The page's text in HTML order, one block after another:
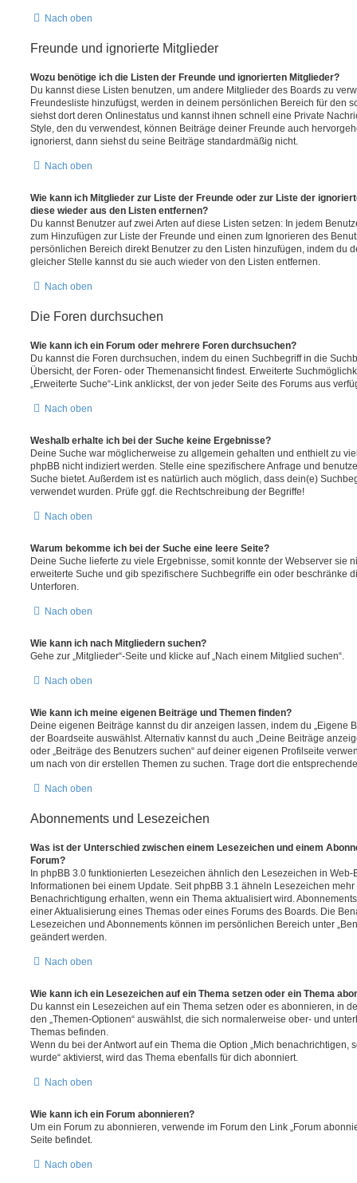
Nach oben
Freunde und ignorierte Mitglieder
Wozu benötige ich die Listen der Freunde und ignorierten Mitglieder?
Du kannst diese Listen benutzen, um andere Mitglieder des Boards zu
Freundesliste hinzufügst, werden in deinem persönlichen Bereich für den
siehst dort deren Onlinestatus und kannst ihnen schnell eine Private
Style, den du verwendest, können Beiträge deiner Freunde auch
ignorierst, dann siehst du seine Beiträge standardmäßig nicht.
Nach oben
Wie kann ich Mitglieder zur Liste der Freunde oder zur Liste der
diese wieder aus den Listen entfernen?
Du kannst Benutzer auf zwei Arten auf diese Listen setzen: In jedem
zum Hinzufügen zur Liste der Freunde und einen zum Ignorieren des
persönlichen Bereich direkt Benutzer zu den Listen hinzufügen, indem du
gleicher Stelle kannst du sie auch wieder von den Listen entfernen.
Nach oben
Die Foren durchsuchen
Wie kann ich ein Forum oder mehrere Foren durchsuchen?
Du kannst die Foren durchsuchen, indem du einen Suchbegriff in die
Übersicht, der Foren- oder Themenansicht findest. Erweiterte
„Erweiterte Suche“-Link anklickst, der von jeder Seite des Forums aus
Nach oben
Weshalb erhalte ich bei der Suche keine Ergebnisse?
Deine Suche war möglicherweise zu allgemein gehalten und enthielt zu
phpBB nicht indiziert werden. Stelle eine spezifischere Anfrage und
Suche bietet. Außerdem ist es natürlich auch möglich, dass dein(e)
verwendet wurden. Prüfe ggf. die Rechtschreibung der Begriffe!
Nach oben
Warum bekomme ich bei der Suche eine leere Seite?
Deine Suche lieferte zu viele Ergebnisse, somit konnte der Webserver sie
erweiterte Suche und gib spezifischere Suchbegriffe ein oder beschränke
Unterforen.
Nach oben
Wie kann ich nach Mitgliedern suchen?
Gehe zur „Mitglieder“-Seite und klicke auf „Nach einem Mitglied suchen“.
Nach oben
Wie kann ich meine eigenen Beiträge und Themen finden?
Deine eigenen Beiträge kannst du dir anzeigen lassen, indem du „Eigene
der Boardseite auswählst. Alternativ kannst du auch „Deine Beiträge
oder „Beiträge des Benutzers suchen“ auf deiner eigenen Profilseite
um nach von dir erstellen Themen zu suchen. Trage dort die
Nach oben
Abonnements und Lesezeichen
Was ist der Unterschied zwischen einem Lesezeichen und einem
Forum?
In phpBB 3.0 funktionierten Lesezeichen ähnlich den Lesezeichen in
Informationen bei einem Update. Seit phpBB 3.1 ähneln Lesezeichen
Benachrichtigung erhalten, wenn ein Thema aktualisiert wird.
einer Aktualisierung eines Themas oder eines Forums des Boards. Die
Lesezeichen und Abonnements können im persönlichen Bereich unter
geändert werden.
Nach oben
Wie kann ich ein Lesezeichen auf ein Thema setzen oder ein Thema
Du kannst ein Lesezeichen auf ein Thema setzen oder es abonnieren, in
den „Themen-Optionen“ auswählst, die sich normalerweise ober- und
Themas befinden.
Wenn du bei der Antwort auf ein Thema die Option „Mich benachrichtigen,
wurde“ aktivierst, wird das Thema ebenfalls für dich abonniert.
Nach oben
Wie kann ich ein Forum abonnieren?
Um ein Forum zu abonnieren, verwende im Forum den Link „Forum
Seite befindet.
Nach oben